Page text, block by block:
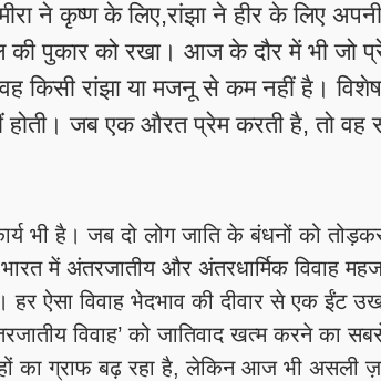
ने कृष्ण के लिए,रांझा ने हीर के लिए
पुकार को रखा। आज के दौर में भी जो
किसी रांझा या मजनू से कम नहीं है।
होती। जब एक औरत प्रेम करती है, तो
भी है। जब दो लोग जाति के बंधनों को
में अंतरजातीय और अंतरधार्मिक विवाह
ऐसा विवाह भेदभाव की दीवार से एक ईंट
विवाह’ को जातिवाद खत्म करने का
का ग्राफ बढ़ रहा है, लेकिन आज भी असली